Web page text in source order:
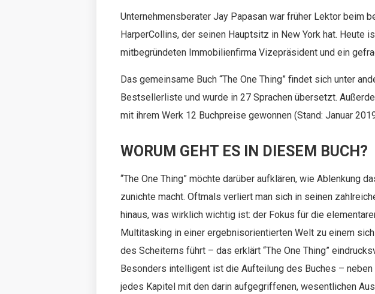
Unternehmensberater Jay Papasan war früher Lektor beim
HarperCollins, der seinen Hauptsitz in New York hat. Heute
mitbegründeten Immobilienfirma Vizepräsident und ein
Das gemeinsame Buch “The One Thing” findet sich unter
Bestsellerliste und wurde in 27 Sprachen übersetzt.
mit ihrem Werk 12 Buchpreise gewonnen (Stand: Januar
WORUM GEHT ES IN DIESEM BUCH?
“The One Thing” möchte darüber aufklären, wie Ablenkung
zunichte macht. Oftmals verliert man sich in seinen
hinaus, was wirklich wichtig ist: der Fokus für die
Multitasking in einer ergebnisorientierten Welt zu einem
des Scheiterns führt – das erklärt “The One Thing”
Besonders intelligent ist die Aufteilung des Buches –
jedes Kapitel mit den darin aufgegriffenen, wesentlichen